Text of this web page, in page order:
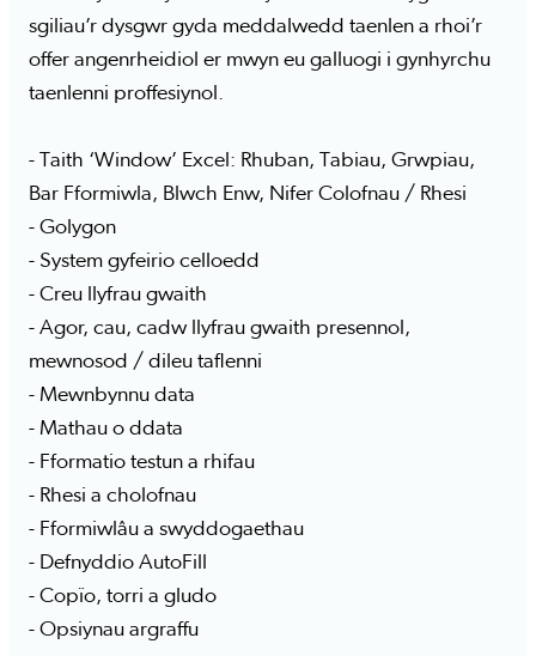
sgiliau’r dysgwr gyda meddalwedd taenlen a rhoi’r
offer angenrheidiol er mwyn eu galluogi i gynhyrchu
taenlenni proffesiynol.
- Taith ‘Window’ Excel: Rhuban, Tabiau, Grwpiau,
Bar Fformiwla, Blwch Enw, Nifer Colofnau / Rhesi
- Golygon
- System gyfeirio celloedd
- Creu llyfrau gwaith
- Agor, cau, cadw llyfrau gwaith presennol,
mewnosod / dileu taflenni
- Mewnbynnu data
- Mathau o ddata
- Fformatio testun a rhifau
- Rhesi a cholofnau
- Fformiwlâu a swyddogaethau
- Defnyddio AutoFill
- Copïo, torri a gludo
- Opsiynau argraffu